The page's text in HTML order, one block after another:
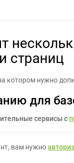
страниц
котором нужно
для
сервисы с
вам нужно